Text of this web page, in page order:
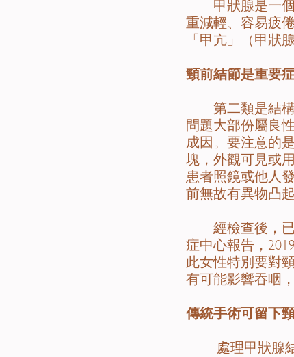
甲狀腺是一個
重減輕、容易疲
「甲亢」（甲狀
頸前結節是重要
第二類是結構
問題大部份屬良
成因。要注意的
塊，外觀可見或
患者照鏡或他人
前無故有異物凸
經檢查後，已
症中心報告，
此女性特別要對
有可能影響吞咽
傳統手術可留下
處理甲狀腺結